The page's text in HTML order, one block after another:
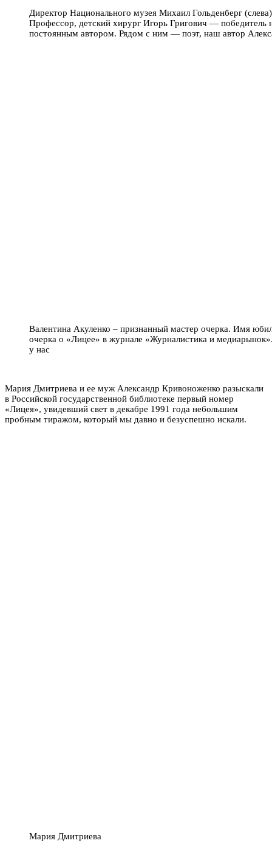
Директор Национального музея Михаил Гольденберг
Профессор, детский хирург Игорь Григович —
постоянным автором. Рядом с ним — поэт, наш автор
Валентина Акуленко – признанный мастер очерка. Имя
очерка о «Лицее» в журнале «Журналистика и
у нас
Мария Дмитриева и ее муж Александр Кривоноженко разыскали
в Российской государственной библиотеке первый номер
«Лицея», увидевший свет в декабре 1991 года небольшим
пробным тиражом, который мы давно и безуспешно искали.
Мария Дмитриева